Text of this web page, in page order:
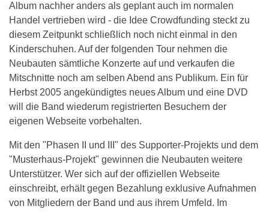
Album nachher anders als geplant auch im normalen
Handel vertrieben wird - die Idee Crowdfunding steckt zu
diesem Zeitpunkt schließlich noch nicht einmal in den
Kinderschuhen. Auf der folgenden Tour nehmen die
Neubauten sämtliche Konzerte auf und verkaufen die
Mitschnitte noch am selben Abend ans Publikum. Ein für
Herbst 2005 angekündigtes neues Album und eine DVD
will die Band wiederum registrierten Besuchern der
eigenen Webseite vorbehalten.
Mit den "Phasen II und III" des Supporter-Projekts und dem
"Musterhaus-Projekt" gewinnen die Neubauten weitere
Unterstützer. Wer sich auf der offiziellen Webseite
einschreibt, erhält gegen Bezahlung exklusive Aufnahmen
von Mitgliedern der Band und aus ihrem Umfeld. Im